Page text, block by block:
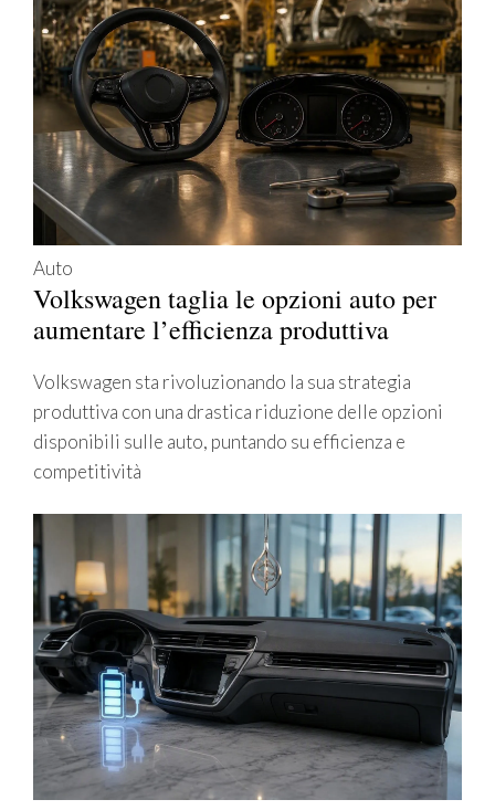
Auto
Volkswagen taglia le opzioni auto per
aumentare l’efficienza produttiva
Volkswagen sta rivoluzionando la sua strategia
produttiva con una drastica riduzione delle opzioni
disponibili sulle auto, puntando su efficienza e
competitività